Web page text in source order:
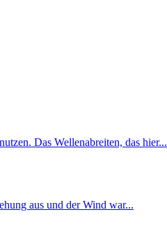
Das Wellenabreiten, das hier...
aus und der Wind war...